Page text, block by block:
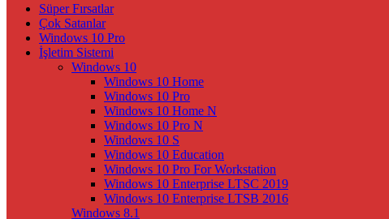
Süper Fırsatlar
Çok Satanlar
Windows 10 Pro
İşletim Sistemi
Windows 10
Windows 10 Home
Windows 10 Pro
Windows 10 Home N
Windows 10 Pro N
Windows 10 S
Windows 10 Education
Windows 10 Pro For Workstation
Windows 10 Enterprise LTSC 2019
Windows 10 Enterprise LTSB 2016
Windows 8.1